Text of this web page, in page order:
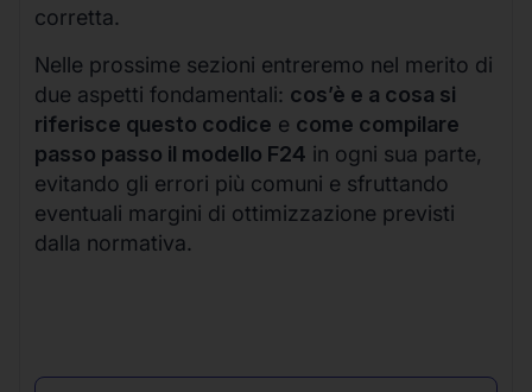
corretta.
Nelle prossime sezioni entreremo nel merito di
due aspetti fondamentali: cos’è e a cosa si
riferisce questo codice e come compilare
passo passo il modello F24 in ogni sua parte,
evitando gli errori più comuni e sfruttando
eventuali margini di ottimizzazione previsti
dalla normativa.